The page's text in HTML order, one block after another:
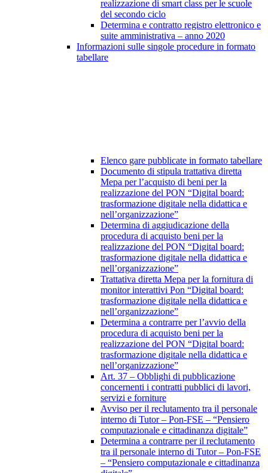
realizzazione di smart class per le scuole
del secondo ciclo
Determina e contratto registro elettronico e
suite amministrativa – anno 2020
Informazioni sulle singole procedure in formato
tabellare
Elenco gare pubblicate in formato tabellare
Documento di stipula trattativa diretta
Mepa per l’acquisto di beni per la
realizzazione del PON “Digital board:
trasformazione digitale nella didattica e
nell’organizzazione”
Determina di aggiudicazione della
procedura di acquisto beni per la
realizzazione del PON “Digital board:
trasformazione digitale nella didattica e
nell’organizzazione”
Trattativa diretta Mepa per la fornitura di
monitor interattivi Pon “Digital board:
trasformazione digitale nella didattica e
nell’organizzazione”
Determina a contrarre per l’avvio della
procedura di acquisto beni per la
realizzazione del PON “Digital board:
trasformazione digitale nella didattica e
nell’organizzazione”
Art. 37 – Obblighi di pubblicazione
concernenti i contratti pubblici di lavori,
servizi e forniture
Avviso per il reclutamento tra il personale
interno di Tutor – Pon-FSE – “Pensiero
computazionale e cittadinanza digitale”
Determina a contrarre per il reclutamento
tra il personale interno di Tutor – Pon-FSE
– “Pensiero computazionale e cittadinanza